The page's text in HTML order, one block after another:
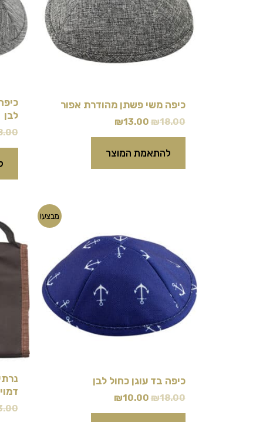
כיפה משי פשתן מהודרת אפור
₪18.00
₪13.00
להתאמת המוצר
לבן
מבצע!
כיפה בד עוגן כחול לבן
₪18.00
היה:
₪18.00.
₪10.00
הוא:
₪10.00.